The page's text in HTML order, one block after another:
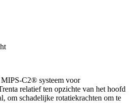
C2® systeem voor
relatief ten opzichte van het hoofd
om schadelijke rotatiekrachten om te